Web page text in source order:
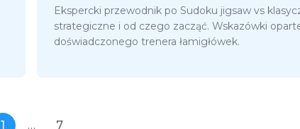
Ekspercki przewodnik po Sudoku jigsaw vs
strategiczne i od czego zacząć. Wskazówki
doświadczonego trenera łamigłówek.
1 … 7